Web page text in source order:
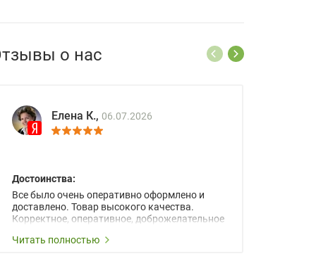
о нас
Елена К., 06.07.2026
Достоинства:
Все было очень оперативно оформлено и
доставлено. Товар высокого качества.
Корректное, оперативное, доброжелательное
Читать полностью